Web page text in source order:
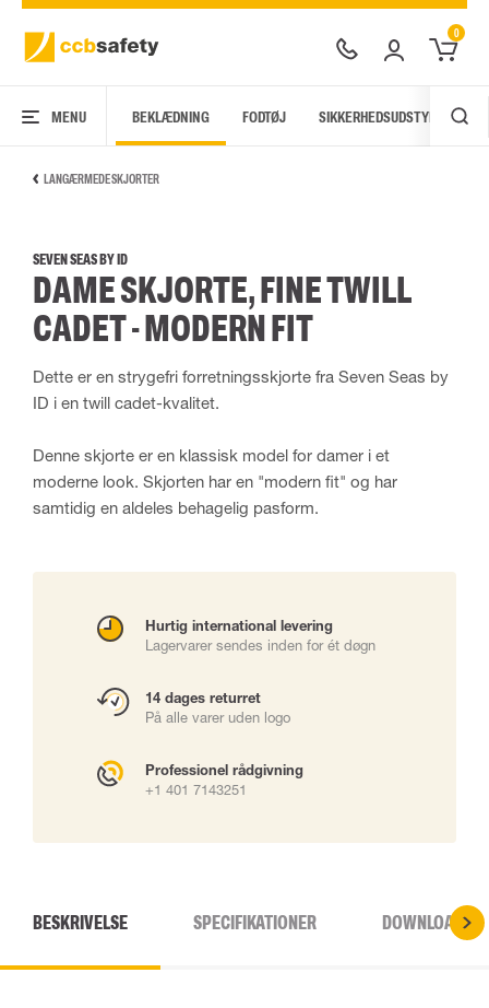
0
MENU BEKLÆDNING FODTØJ SIKKERHEDSUDSTYR
LANGÆRMEDE SKJORTER
SEVEN SEAS BY ID
DAME SKJORTE, FINE TWILL
CADET - MODERN FIT
Dette er en strygefri forretningsskjorte fra Seven Seas by
ID i en twill cadet-kvalitet.
Denne skjorte er en klassisk model for damer i et
moderne look. Skjorten har en "modern fit" og har
samtidig en aldeles behagelig pasform.
Hurtig international levering
Lagervarer sendes inden for ét døgn
14 dages returret
På alle varer uden logo
Professionel rådgivning
+1 401 7143251
BESKRIVELSE SPECIFIKATIONER DOWNLOADS